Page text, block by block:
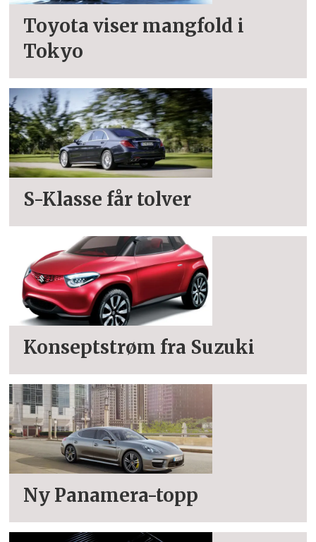
Toyota viser mangfold i
Tokyo
S-Klasse får tolver
Konseptstrøm fra Suzuki
Ny Panamera-topp